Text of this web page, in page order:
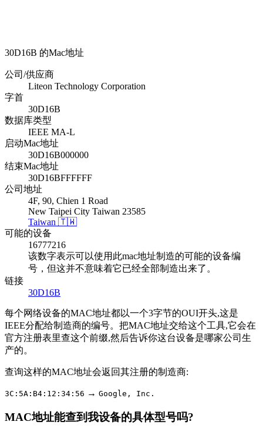
30D16B 的Mac地址
公司/供应商
Liteon Technology Corporation
字首
30D16B
数据库类型
IEEE MA-L
启动Mac地址
30D16B000000
结束Mac地址
30D16BFFFFFF
公司地址
4F, 90, Chien 1 Road
New Taipei City Taiwan 23585
Taiwan 🇹🇼
可能的设备
16777216
该数字表示可以使用此mac地址制造的可能的设备编
号，但这并不意味着它已经全部制造出来了。
链接
30D16B
每个网络设备的MAC地址都以一个3字节的OUI开头,这是
IEEE分配给制造商的编号。把MAC地址交给这个工具,它会在
官方注册表里查这个前缀,然后告诉你这台设备是哪家公司生
产的。
查询这样的MAC地址会返回其注册的制造商:
3C:5A:B4:12:34:56 → Google, Inc.
MAC地址能查到我设备的具体型号吗?